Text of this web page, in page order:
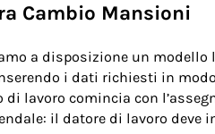
Cambio Mansioni
a disposizione un modello
i dati richiesti in
di lavoro comincia con
il datore di lavoro deve